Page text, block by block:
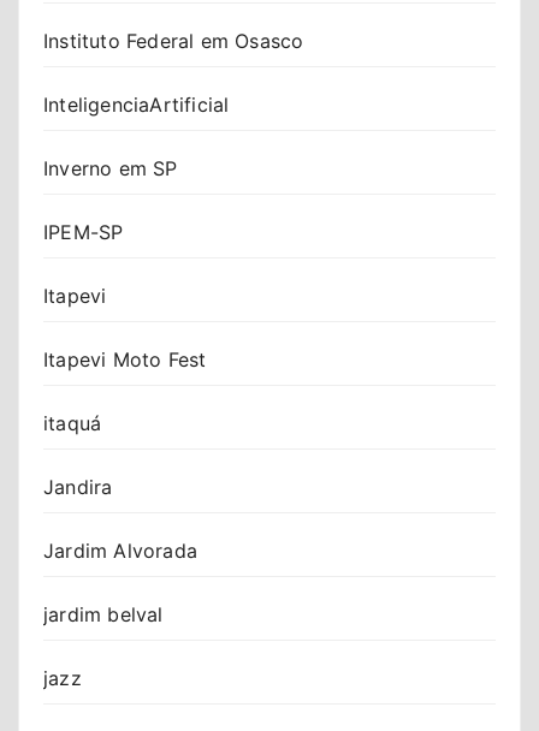
Instituto Federal em Osasco
InteligenciaArtificial
Inverno em SP
IPEM-SP
Itapevi
Itapevi Moto Fest
itaquá
Jandira
Jardim Alvorada
jardim belval
jazz